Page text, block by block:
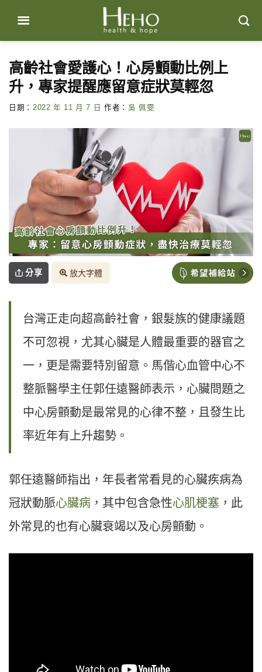
content
高齡社會愛護心！心房顫動比例上
升，專家提醒應留意症狀莫輕忽
日期： 2022 年 11 月 7 日 作者： 吳 佩雯
分享 放大字體
台灣正走向超高齡社會，銀髮族的健康議題
不可忽視，尤其心臟是人體最重要的器官之
一，更是需要特別留意。馬偕心血管中心不
整脈醫學主任郭任遠醫師表示，心臟問題之
中心房顫動是最常見的心律不整，且發生比
率近年有上升趨勢。
郭任遠醫師指出，年長者常看見的心臟疾病為
冠狀動脈心臟病 ，其中包含急性心肌梗塞 ，此
外常見的也有心臟衰竭以及心房顫動。